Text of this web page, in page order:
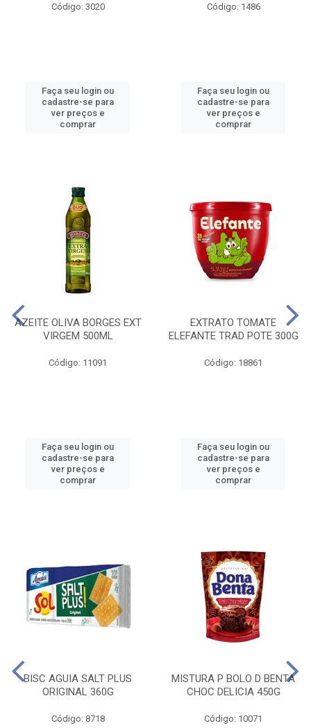
Código: 3020
Faça seu login ou
cadastre-se para
ver preços e
comprar
Código: 1486
Faça seu login ou
cadastre-se para
ver preços e
comprar
AZEITE OLIVA BORGES EXT
VIRGEM 500ML
Código: 11091
Faça seu login ou
cadastre-se para
ver preços e
comprar
EXTRATO TOMATE
ELEFANTE TRAD POTE 300G
Código: 18861
Faça seu login ou
cadastre-se para
ver preços e
comprar
BISC AGUIA SALT PLUS
ORIGINAL 360G
Código: 8718
MISTURA P BOLO D BENTA
CHOC DELICIA 450G
Código: 10071